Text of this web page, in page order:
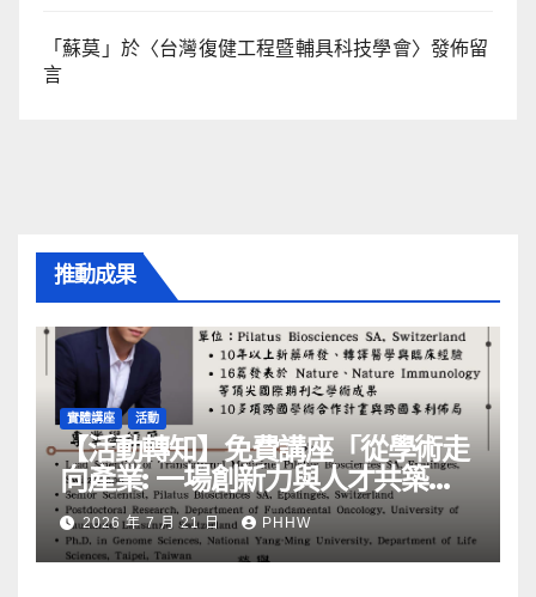
「蘇莫 」於〈台灣復健工程暨輔具科技學會〉發佈留
言
推動成果
實體講座 活動
【活動轉知】免費講座「從學術走
向產業: ⼀場創新力與⼈才共築的
旅程」
2026 年 7 月 21 日 PHHW